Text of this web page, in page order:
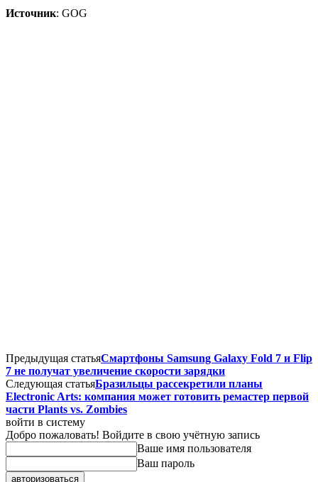
Источник: GOG
Предыдущая статьяСмартфоны Samsung Galaxy Fold 7 и Flip
7 не получат увеличение скорости зарядки
Следующая статьяБразильцы рассекретили планы
Electronic Arts: компания может готовить ремастер первой
части Plants vs. Zombies
войти в систему
Добро пожаловать! Войдите в свою учётную запись
Ваше имя пользователя
Ваш пароль